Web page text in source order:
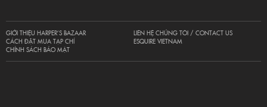
GIỚI THIỆU HARPER’S BAZAAR
CÁCH ĐẶT MUA TẠP CHÍ
CHÍNH SÁCH BẢO MẬT
LIÊN HỆ CHÚNG TÔI / CONTACT US
ESQUIRE VIETNAM